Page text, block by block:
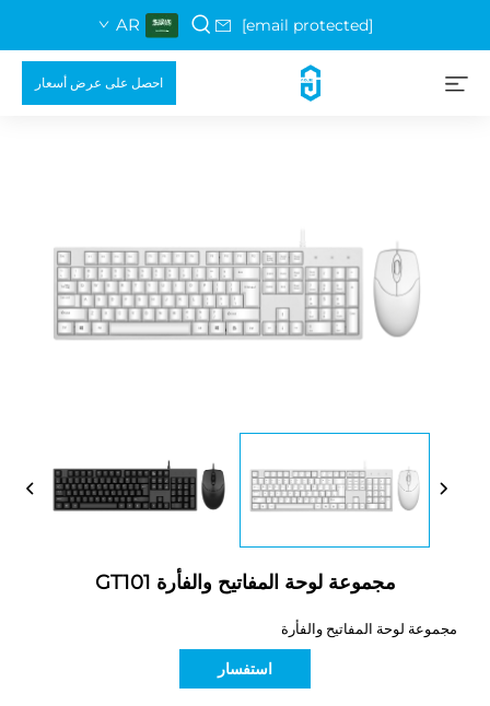
[email protected]
AR
احصل على عرض أسعار
مجموعة لوحة المفاتيح والفأرة GT101
مجموعة لوحة المفاتيح والفأرة
استفسار